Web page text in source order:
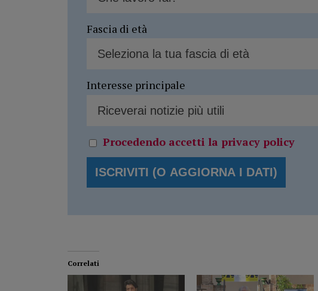
Fascia di età
Interesse principale
Procedendo accetti la privacy policy
Correlati